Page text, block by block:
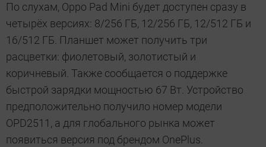
По слухам, Oppo Pad Mini будет доступен сразу в
четырёх версиях: 8/256 ГБ, 12/256 ГБ, 12/512 ГБ и
16/512 ГБ. Планшет может получить три
расцветки: фиолетовый, золотистый и
коричневый. Также сообщается о поддержке
быстрой зарядки мощностью 67 Вт. Устройство
предположительно получило номер модели
OPD2511, а для глобального рынка может
появиться версия под брендом OnePlus.